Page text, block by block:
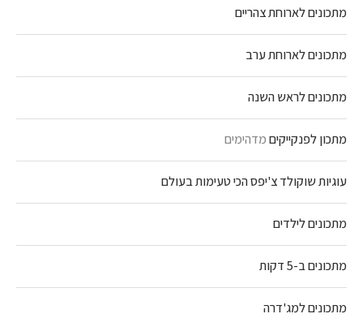
מתכונים לארוחת צהריים
מתכונים לארוחת ערב
מתכונים לראש השנה
מתכון לפנקייקיםמדהימים
עוגיות שוקולד צ'יפס הכי טעימות בעולם
מתכונים לילדים
מתכונים ב-5 דקות
מתכונים למג'דרה